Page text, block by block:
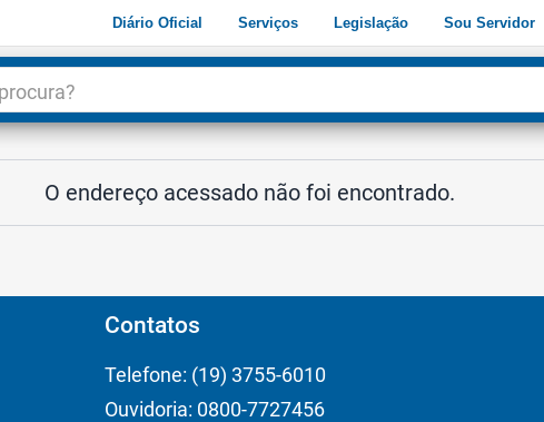
Diário Oficial Serviços Legislação Sou Servidor
O endereço acessado não foi encontrado.
Contatos
Telefone: (19) 3755-6010
Ouvidoria: 0800-7727456